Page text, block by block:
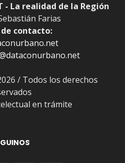
- La realidad de la Región
Farias
contacto:
/ Todos los derechos
en trámite